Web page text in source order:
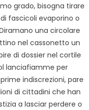
grado, bisogna tirare
fascicoli evaporino o
una circolare
nel cassonetto un
di dossier nel cortile
lanciafiamme per
indiscrezioni, pare
di cittadini che han
a lasciar perdere o